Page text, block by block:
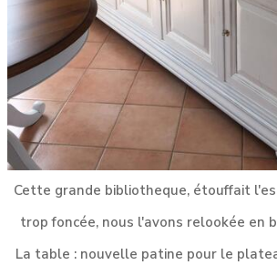
Cette grande bibliotheque, étouffait
trop foncée, nous l'avons relookée en
La table : nouvelle patine pour le